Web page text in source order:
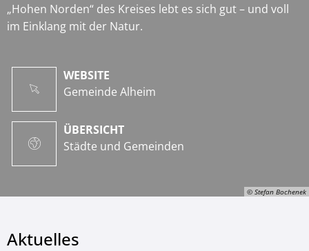
© Stefan Bochenek
„Hohen Norden“ des Kreises lebt es sich gut – und voll
im Einklang mit der Natur.
WEBSITE
Gemeinde Alheim
ÜBERSICHT
Städte und Gemeinden
Aktuelles